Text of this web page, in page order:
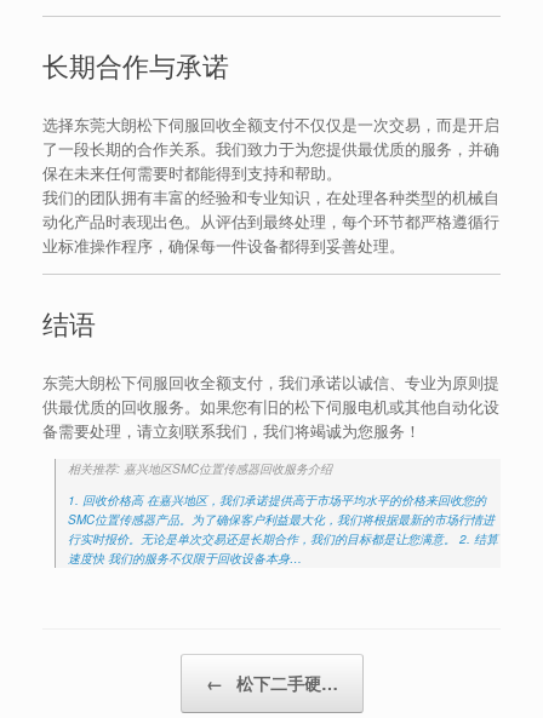
长期合作与承诺
选择东莞大朗松下伺服回收全额支付不仅仅是一次交易，而是开启
了一段长期的合作关系。我们致力于为您提供最优质的服务，并确
保在未来任何需要时都能得到支持和帮助。
我们的团队拥有丰富的经验和专业知识，在处理各种类型的机械自
动化产品时表现出色。从评估到最终处理，每个环节都严格遵循行
业标准操作程序，确保每一件设备都得到妥善处理。
结语
东莞大朗松下伺服回收全额支付，我们承诺以诚信、专业为原则提
供最优质的回收服务。如果您有旧的松下伺服电机或其他自动化设
备需要处理，请立刻联系我们，我们将竭诚为您服务！
相关推荐: 嘉兴地区SMC位置传感器回收服务介绍
1. 回收价格高 在嘉兴地区，我们承诺提供高于市场平均水平的价格来回收您的
SMC位置传感器产品。为了确保客户利益最大化，我们将根据最新的市场行情进
行实时报价。无论是单次交易还是长期合作，我们的目标都是让您满意。 2. 结算
速度快 我们的服务不仅限于回收设备本身…
← 松下二手硬…